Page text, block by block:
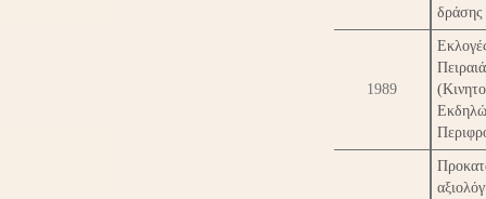
δράσης
1989